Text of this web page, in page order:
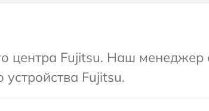
центра Fujitsu. Наш
Fujitsu.